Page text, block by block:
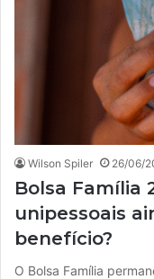
Wilson Spiler 26/06/
Bolsa Família
unipessoais
benefício?
O Bolsa Família